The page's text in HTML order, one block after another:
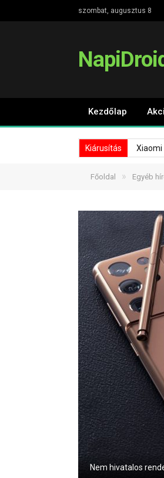
szombat, augusztus 8
Kezdőlap
Kiárusítás Xiaomi
Főoldal » Egyéb
Nem hivatalos